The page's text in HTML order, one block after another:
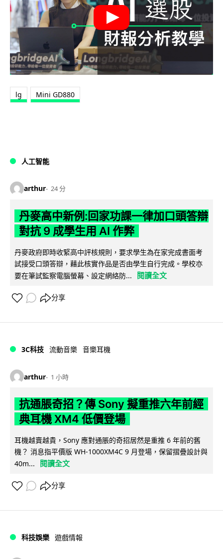
lg Mini GD880
人工智能
arthur 24 分
丹麥高中新例:回家功課一律加口頭答辯
對抗 9 成學生用 AI 作弊
丹麥政府即時收緊高中評核規則，要求學生為在家完成書面考
試接受口頭答辯，藉此核實作品是否由學生自行完成。學校亦
要在筆試監察電腦螢幕、設定網絡防...
閱讀全文
分享
3C科技 流動音樂 音樂耳機
arthur 1 小時
抗通脹奇招？傳 Sony 擬重推六年前經
典耳機 XM4 低價登場
耳機越賣越貴，Sony 應對通脹的奇招居然是重推 6 年前的舊
機？ 消息指平價版 WH-1000XM4C 9 月登場，保留摺疊設計與
40m...
閱讀全文
分享
科技娛樂 遊戲情報